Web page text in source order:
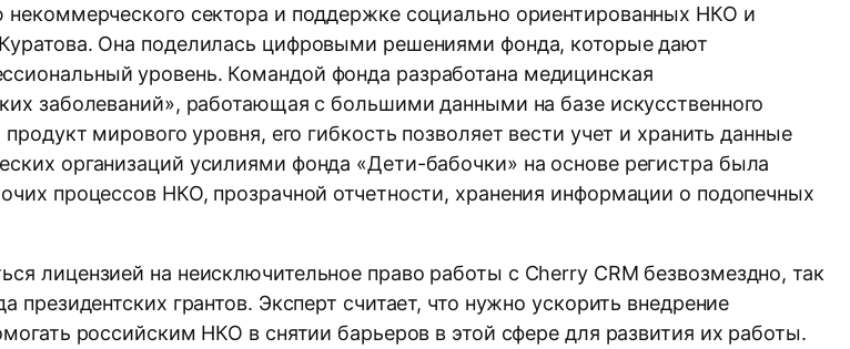
сектора и поддержке социально ориентированных НКО и
Она поделилась цифровыми решениями фонда, которые дают
уровень. Командой фонда разработана медицинская
заболеваний», работающая с большими данными на базе искусственного
мирового уровня, его гибкость позволяет вести учет и хранить данные
организаций усилиями фонда «Дети-бабочки» на основе регистра была
процессов НКО, прозрачной отчетности, хранения информации о подопечных
лицензией на неисключительное право работы с Cherry CRM безвозмездно, так
грантов. Эксперт считает, что нужно ускорить внедрение
российским НКО в снятии барьеров в этой сфере для развития их работы.